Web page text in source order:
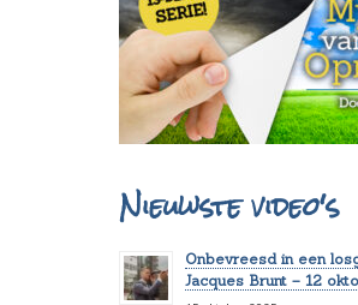
Nieuwste video's
Onbevreesd in een
Jacques Brunt – 12